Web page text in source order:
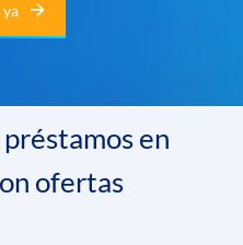
en
ofertas